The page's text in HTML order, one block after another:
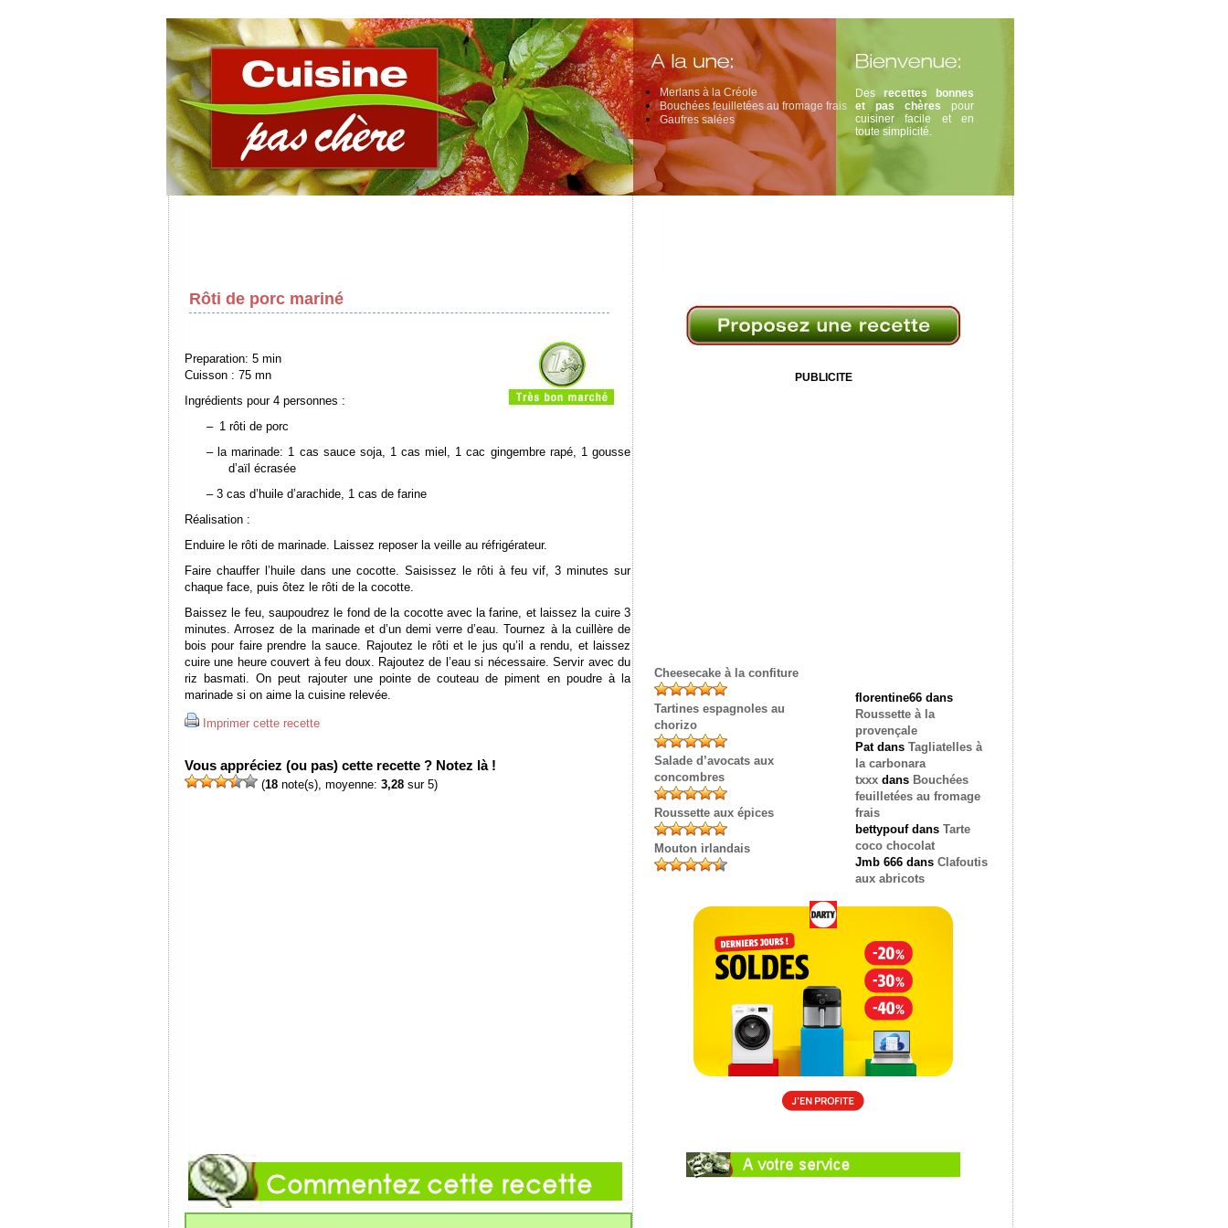
Des recettes bonnes
et pas chères pour
cuisiner facile et en
toute simplicité.
Merlans à la Créole
Bouchées feuilletées au fromage frais
Gaufres salées
Rôti de porc mariné
Preparation: 5 min
Cuisson : 75 mn
Ingrédients pour 4 personnes :
– 1 rôti de porc
– la marinade: 1 cas sauce soja, 1 cas miel, 1 cac gingembre rapé, 1 gousse
d’aïl écrasée
– 3 cas d’huile d’arachide, 1 cas de farine
Réalisation :
Enduire le rôti de marinade. Laissez reposer la veille au réfrigérateur.
Faire chauffer l’huile dans une cocotte. Saisissez le rôti à feu vif, 3 minutes sur
chaque face, puis ôtez le rôti de la cocotte.
Baissez le feu, saupoudrez le fond de la cocotte avec la farine, et laissez la cuire 3
minutes. Arrosez de la marinade et d’un demi verre d’eau. Tournez à la cuillère de
bois pour faire prendre la sauce. Rajoutez le rôti et le jus qu’il a rendu, et laissez
cuire une heure couvert à feu doux. Rajoutez de l’eau si nécessaire. Servir avec du
riz basmati. On peut rajouter une pointe de couteau de piment en poudre à la
marinade si on aime la cuisine relevée.
Imprimer cette recette
Vous appréciez (ou pas) cette recette ? Notez là !
(18 note(s), moyenne: 3,28 sur 5)
PUBLICITE
Cheesecake à la confiture
Tartines espagnoles au
chorizo
Salade d’avocats aux
concombres
Roussette aux épices
Mouton irlandais
florentine66 dans
Roussette à la
provençale
Patdans Tagliatelles à
la carbonara
txxx dans Bouchées
feuilletées au fromage
frais
bettypoufdans Tarte
coco chocolat
Jmb 666 dans Clafoutis
aux abricots